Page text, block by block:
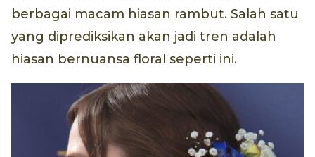
berbagai macam hiasan rambut. Salah satu
yang diprediksikan akan jadi tren adalah
hiasan bernuansa floral seperti ini.